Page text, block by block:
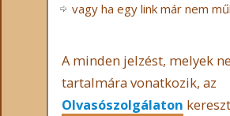
vagy ha egy link már nem
A minden jelzést, melyek
tartalmára vonatkozik, az
Olvasószolgálaton